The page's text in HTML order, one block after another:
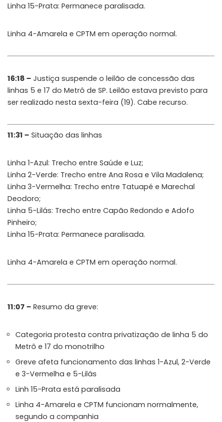
Linha 15-Prata: Permanece paralisada.
Linha 4-Amarela e CPTM em operação normal.
16:18 – Justiça suspende o leilão de concessão das
linhas 5 e 17 do Metrô de SP. Leilão estava previsto para
ser realizado nesta sexta-feira (19). Cabe recurso.
11:31 – Situação das linhas
Linha 1-Azul: Trecho entre Saúde e Luz;
Linha 2-Verde: Trecho entre Ana Rosa e Vila Madalena;
Linha 3-Vermelha: Trecho entre Tatuapé e Marechal
Deodoro;
Linha 5-Lilás: Trecho entre Capão Redondo e Adofo
Pinheiro;
Linha 15-Prata: Permanece paralisada.
Linha 4-Amarela e CPTM em operação normal.
11:07 – Resumo da greve:
Categoria protesta contra privatização de linha 5 do
Metrô e 17 do monotrilho
Greve afeta funcionamento das linhas 1-Azul, 2-Verde
e 3-Vermelha e 5-Lilás
Linh 15-Prata está paralisada
Linha 4-Amarela e CPTM funcionam normalmente,
segundo a companhia